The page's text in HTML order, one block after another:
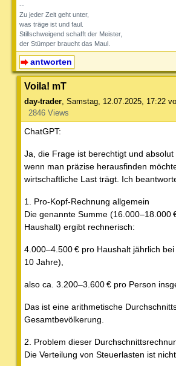
--
Zu jeder Zeit geht unter,
was träge ist und faul.
Stillschweigend schafft der Meister,
der Stümper braucht das Maul.
antworten
Voila! mT
day-trader, Samstag, 12.07.2025, 17:22
2846 Views
ChatGPT:
Ja, die Frage ist berechtigt und absolut
wenn man präzise herausfinden
wirtschaftliche Last trägt. Ich
1. Pro-Kopf-Rechnung allgemein
Die genannte Summe (16.000–18.000
Haushalt) ergibt rechnerisch:
4.000–4.500 € pro Haushalt jährlich
10 Jahre),
also ca. 3.200–3.600 € pro Person
Das ist eine arithmetische
Gesamtbevölkerung.
2. Problem dieser
Die Verteilung von Steuerlasten ist